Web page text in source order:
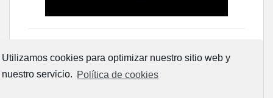
Utilizamos cookies para optimizar nuestro sitio web y
nuestro servicio. Política de cookies